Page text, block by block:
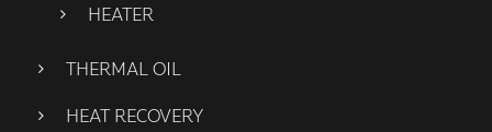
HEATER
THERMAL OIL
HEAT RECOVERY